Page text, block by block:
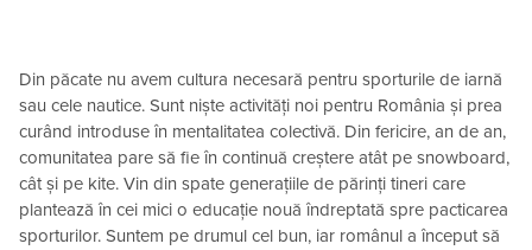
Din păcate nu avem cultura necesară pentru sporturile de iarnă
sau cele nautice. Sunt niște activități noi pentru România și prea
curând introduse în mentalitatea colectivă. Din fericire, an de an,
comunitatea pare să fie în continuă creștere atât pe snowboard,
cât și pe kite. Vin din spate generațiile de părinți tineri care
plantează în cei mici o educație nouă îndreptată spre pacticarea
sporturilor. Suntem pe drumul cel bun, iar românul a început să